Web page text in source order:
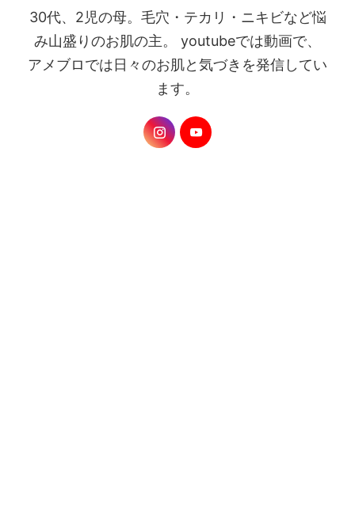
30代、2児の母。毛穴・テカリ・ニキビなど悩
み山盛りのお肌の主。 youtubeでは動画で、
アメブロでは日々のお肌と気づきを発信してい
ます。